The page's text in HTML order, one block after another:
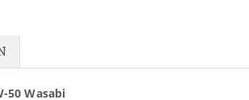
50 Wasabi